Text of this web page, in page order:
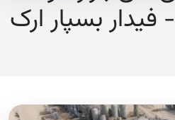
فیدار بسپار ارک